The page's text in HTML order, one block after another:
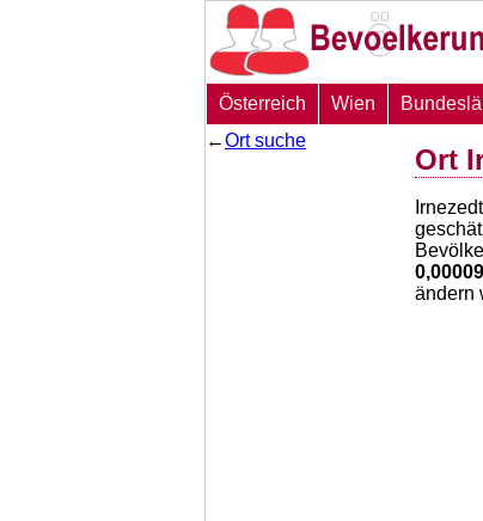
Österreich Wien
←Ort suche
Ort
0,00009
ändern